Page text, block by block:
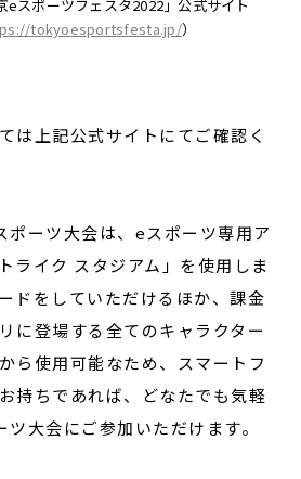
eスポーツフェスタ2022」公式サイト
tokyoesportsfesta.jp/）
は上記公式サイトにてご確認く
ポーツ大会は、eスポーツ専用ア
ライク スタジアム」を使用しま
ドをしていただけるほか、課金
に登場する全てのキャラクター
ら使用可能なため、スマートフ
持ちであれば、どなたでも気軽
大会にご参加いただけます。